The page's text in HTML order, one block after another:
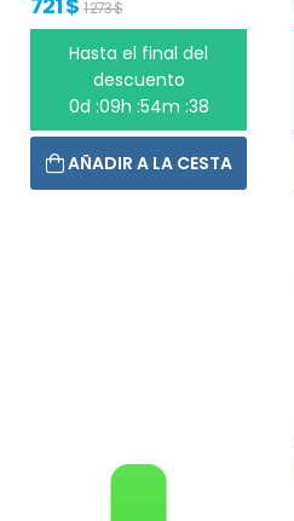
1 273 $
Hasta el final del
descuento
0d :09h :54m :38
AÑADIR A LA CESTA